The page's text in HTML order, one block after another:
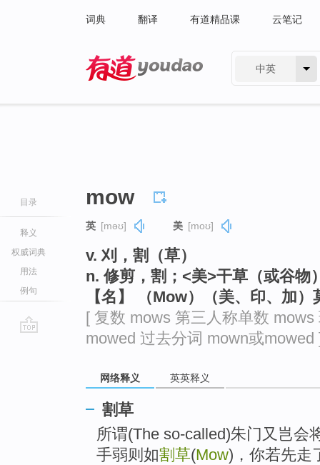
词典 翻译 有道精品课 云笔记
中英
目录
释义
权威词典
用法
例句
mow
英 [məʊ] 美 [moʊ]
v. 刈，割（草）
n. 修剪，割；<美>干草（或谷物
【名】 （Mow）（美、印、加）
[ 复数 mows 第三人称单数
mowed 过去分词 mown或mowed
网络释义 英英释义
割草
所谓(The so-called)朱门又岂会
手弱则如割草(Mow)，你若先走